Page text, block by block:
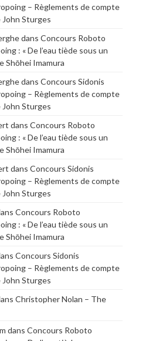
– Règlements de compte
John Sturges
dans Concours Roboto
: « De l’eau tiède sous un
Shōhei Imamura
dans Concours Sidonis
– Règlements de compte
John Sturges
dans Concours Roboto
: « De l’eau tiède sous un
Shōhei Imamura
dans Concours Sidonis
– Règlements de compte
John Sturges
Concours Roboto
: « De l’eau tiède sous un
Shōhei Imamura
Concours Sidonis
– Règlements de compte
John Sturges
Christopher Nolan – The
dans Concours Roboto